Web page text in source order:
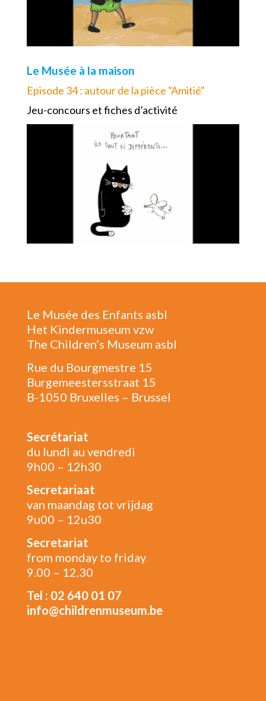
Le Musée à la maison
Episode 34 : autour de la pièce "Amitié"
Jeu-concours et fiches d’activité
Le Musée des Enfants asbl
Het Kindermuseum vzw
The Children’s Museum asbl
Rue du Bourgmestre 15
Burgemeestersstraat 15
B-1050 Bruxelles – Brussel
Secrétariat
du lundi au vendredi
9h00 – 12h30
Secretariaat
van maandag tot vrijdag
9u00 – 12u30
Secretariat
from monday to friday
9.00 – 12.30
Tel : 02 640 01 07
info@childrenmuseum.be